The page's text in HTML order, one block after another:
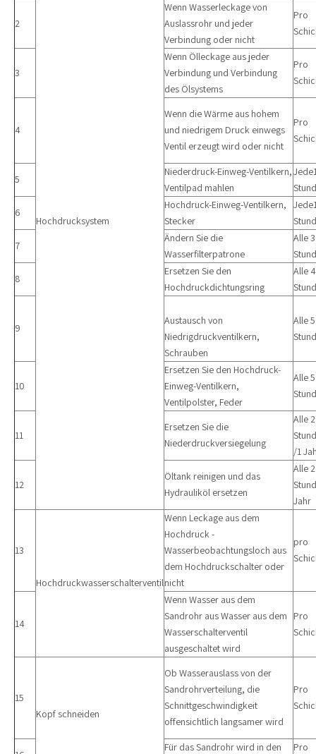
Hochdrucksystem
2
Wenn Wasserleckage von
Auslassrohr und jeder
Verbindung oder nicht
Pro
3
Wenn Ölleckage aus jeder
Verbindung und Verbindung
des Ölsystems
Pro
4
Wenn die Wärme aus hohem
und niedrigem Druck einwegs
Ventil erzeugt wird oder nicht
Pro
5
Niederdruck-Einweg-Ventilkern,
Ventilpad mahlen
6
Hochdruck-Einweg-Ventilkern,
Stecker
7
Ändern Sie die
Wasserfilterpatrone
Alle
8
Ersetzen Sie den
Hochdruckdichtungsring
Alle
9
Austausch von
Niedrigdruckventilkern,
Schrauben
Alle
10
Ersetzen Sie den Hochdruck-
Einweg-Ventilkern,
Ventilpolster, Feder
Alle
11
Ersetzen Sie die
Niederdruckversiegelung
Alle
/1
12
Öltank reinigen und das
Hydrauliköl ersetzen
Alle
Jahr
13
Hochdruckwasserschalterventil
Wenn Leckage aus dem
Hochdruck -
Wasserbeobachtungsloch aus
dem Hochdruckschalter oder
nicht
pro
14
Wenn Wasser aus dem
Sandrohr aus Wasser aus dem
Wasserschalterventil
ausgeschaltet wird
Pro
15
Kopf schneiden
Ob Wasserauslass von der
Sandrohrverteilung, die
Schnittgeschwindigkeit
offensichtlich langsamer wird
Pro
Für das Sandrohr wird in den Pro